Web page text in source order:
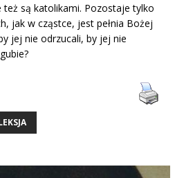
też są katolikami. Pozo­staje tylko
jak w cząstce, jest pełnia Bożej
jej nie odrzu­cali, by jej nie